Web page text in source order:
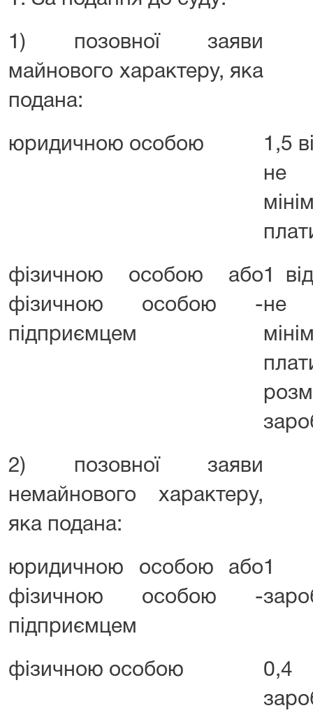
1) позовної заяви
майнового характеру, яка
подана:
юридичною особою
1,5
не
фізичною особою або
фізичною особою -
підприємцем
1
не
2) позовної заяви
немайнового характеру,
яка подана:
юридичною особою або
фізичною особою -
підприємцем
1
фізичною особою
0,4